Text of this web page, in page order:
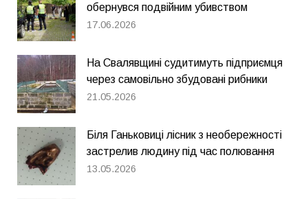
обернувся подвійним убивством
17.06.2026
На Свалявщині судитимуть підприємця
через самовільно збудовані рибники
21.05.2026
Біля Ганьковиці лісник з необережності
застрелив людину під час полювання
13.05.2026